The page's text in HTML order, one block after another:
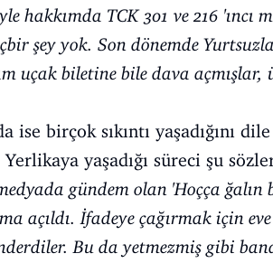
hakkımda TCK 301 ve 216 'ıncı
şey yok. Son dönemde
uçak biletine bile dava açmışlar,
ise birçok sıkıntı yaşadığını
yaşadığı süreci şu
gündem olan 'Hoçça ğalın
açıldı. İfadeye çağırmak için
Bu da yetmezmiş gibi